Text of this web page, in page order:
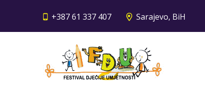
+387 61 337 407 Sarajevo, BiH